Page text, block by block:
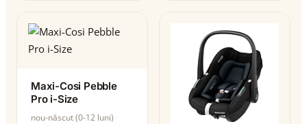
Maxi-Cosi Pebble
Pro i-Size
nou-născut (0-12 luni)